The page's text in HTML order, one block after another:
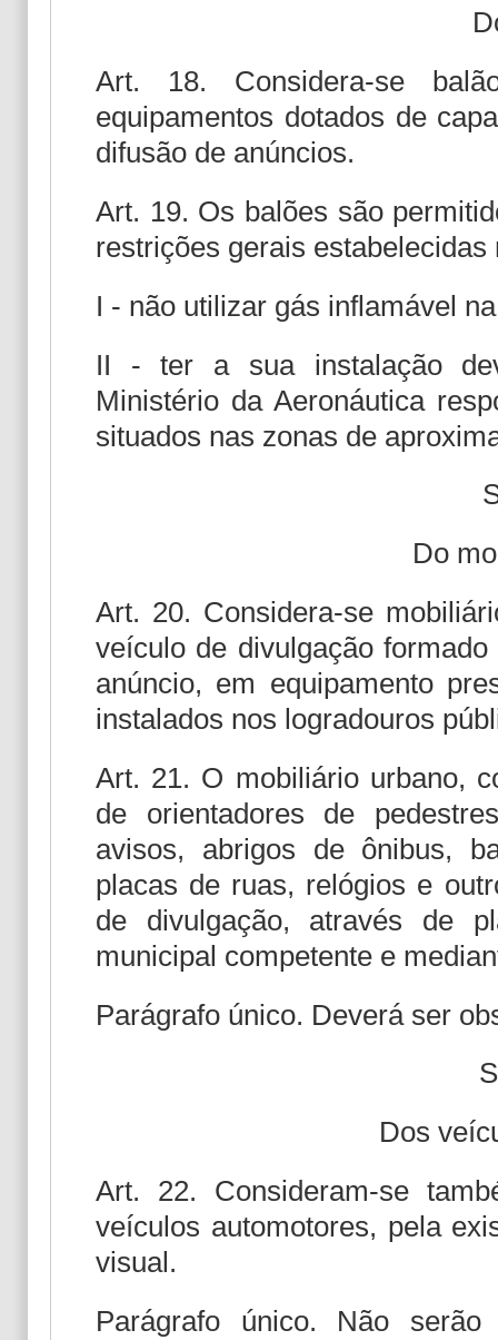
Art. 18. Considera-se
equipamentos dotados de
difusão de anúncios.
Art. 19. Os balões são
restrições gerais estabelecidas
I - não utilizar gás inflamável
II - ter a sua instalação
Ministério da Aeronáutica
situados nas zonas de
Do
Art. 20. Considera-se
veículo de divulgação
anúncio, em equipamento
instalados nos logradouros
Art. 21. O mobiliário urbano,
de orientadores de
avisos, abrigos de ônibus,
placas de ruas, relógios e
de divulgação, através de
municipal competente e
Parágrafo único. Deverá ser
Dos
Art. 22. Consideram-se
veículos automotores, pela
visual.
Parágrafo único. Não